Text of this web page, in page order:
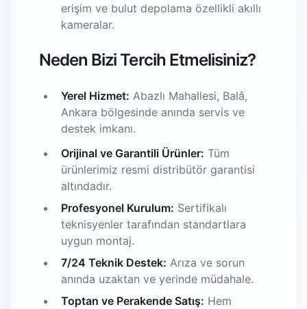
erişim ve bulut depolama özellikli akıllı
kameralar.
Neden Bizi Tercih Etmelisiniz?
Yerel Hizmet: Abazlı Mahallesi, Balâ,
Ankara bölgesinde anında servis ve
destek imkanı.
Orijinal ve Garantili Ürünler: Tüm
ürünlerimiz resmi distribütör garantisi
altındadır.
Profesyonel Kurulum: Sertifikalı
teknisyenler tarafından standartlara
uygun montaj.
7/24 Teknik Destek: Arıza ve sorun
anında uzaktan ve yerinde müdahale.
Toptan ve Perakende Satış: Hem